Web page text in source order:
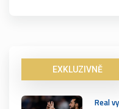
EXKLUZIVNĚ
Real